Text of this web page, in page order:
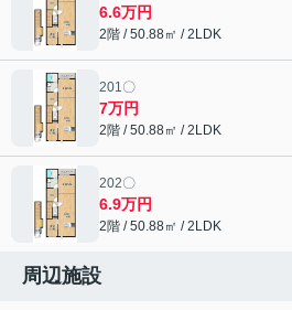
6.6万円
2階 / 50.88㎡ / 2LDK
201〇
7万円
2階 / 50.88㎡ / 2LDK
202〇
6.9万円
2階 / 50.88㎡ / 2LDK
周辺施設